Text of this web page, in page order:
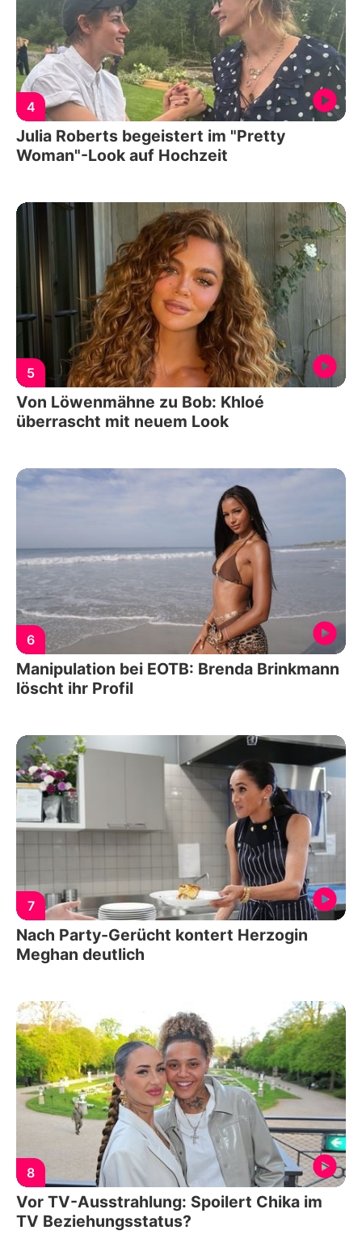
4
Julia Roberts begeistert im "Pretty
Woman"-Look auf Hochzeit
5
Von Löwenmähne zu Bob: Khloé
überrascht mit neuem Look
6
Manipulation bei EOTB: Brenda Brinkmann
löscht ihr Profil
7
Nach Party-Gerücht kontert Herzogin
Meghan deutlich
8
Vor TV-Ausstrahlung: Spoilert Chika im
TV Beziehungsstatus?